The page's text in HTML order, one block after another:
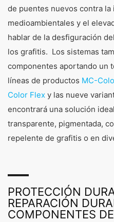
de puentes nuevos contra
medioambientales y el
hablar de la desfiguración
los grafitis. Los sistemas
componentes aportando un
líneas de productos MC-
Color Flex y las nueve
encontrará una solución
transparente, pigmentada,
repelente de grafitis o en
PROTECCIÓN
REPARACIÓN
COMPONENTES